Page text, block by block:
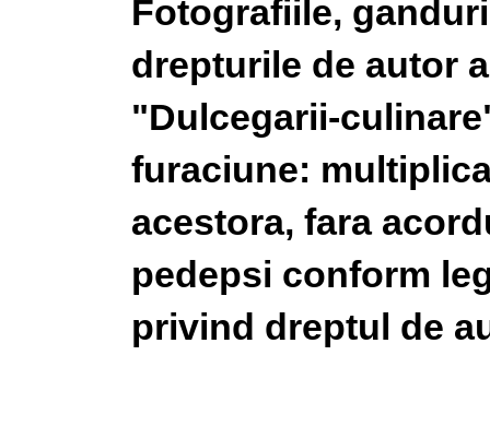
Fotografiile,
drepturile de autor
"Dulcegarii-
furaciune:
acestora, fara
pedepsi conform
privind dreptul de